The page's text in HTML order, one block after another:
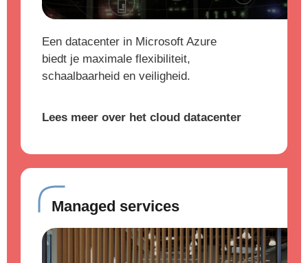
Een datacenter in Microsoft Azure
biedt je maximale flexibiliteit,
schaalbaarheid en veiligheid.
Lees meer over het cloud datacenter
Managed services